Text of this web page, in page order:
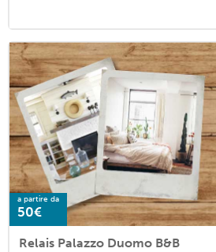
a partire da
50€
Relais Palazzo Duomo B&B